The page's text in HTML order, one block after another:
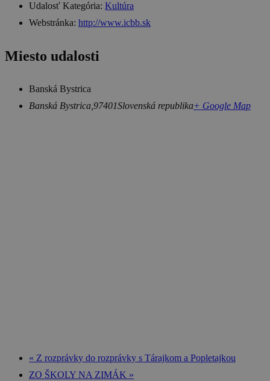
Udalosť Kategória: Kultúra
Webstránka: http://www.icbb.sk
Miesto udalosti
Banská Bystrica
Banská Bystrica 97401Slovenská republika+ Google Map
« Z rozprávky do rozprávky s Tárajkom a Popletajkou
ZO ŠKOLY NA ZIMÁK »